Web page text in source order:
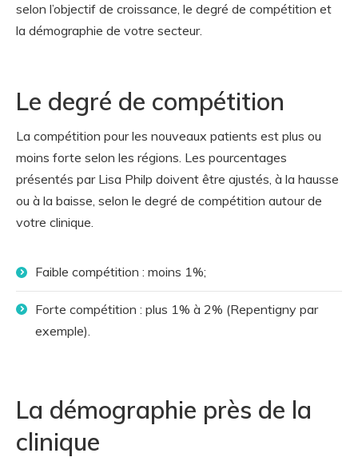
selon l’objectif de croissance, le degré de compétition et
la démographie de votre secteur.
Le degré de compétition
La compétition pour les nouveaux patients est plus ou
moins forte selon les régions. Les pourcentages
présentés par Lisa Philp doivent être ajustés, à la hausse
ou à la baisse, selon le degré de compétition autour de
votre clinique.
Faible compétition : moins 1%;
Forte compétition : plus 1% à 2% (Repentigny par
exemple).
La démographie près de la
clinique